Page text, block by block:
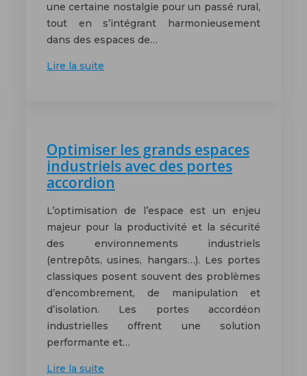
une certaine nostalgie pour un passé rural,
tout en s’intégrant harmonieusement
dans des espaces de…
Lire la suite
Optimiser les grands espaces
industriels avec des portes
accordion
L’optimisation de l’espace est un enjeu
majeur pour la productivité et la sécurité
des environnements industriels
(entrepôts, usines, hangars…). Les portes
classiques posent souvent des problèmes
d’encombrement, de manipulation et
d’isolation. Les portes accordéon
industrielles offrent une solution
performante et…
Lire la suite